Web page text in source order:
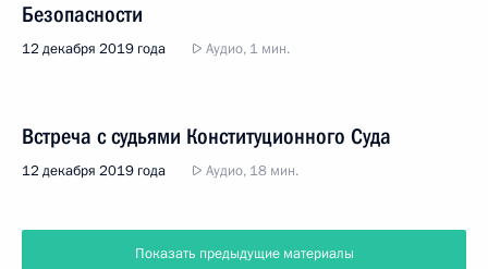
Безопасности
12 декабря 2019 года Аудио, 1 мин.
Встреча с судьями Конституционного Суда
12 декабря 2019 года Аудио, 18 мин.
Показать предыдущие материалы